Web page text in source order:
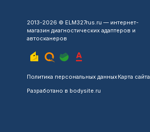
2013-2026 © ELM327rus.ru — интернет-
магазин диагностических адаптеров и
автосканеров
Политика персональных данныхКарта сайта
Разработано в bodysite.ru